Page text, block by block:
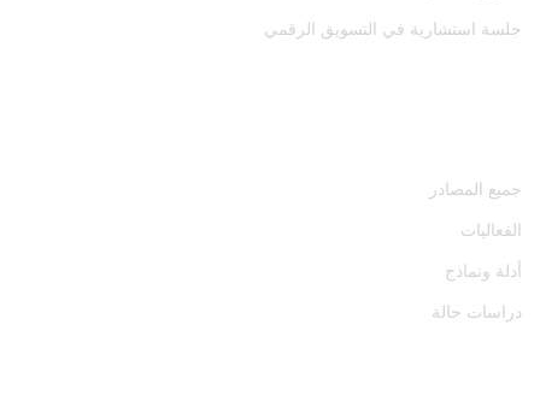
جلسة استشارية في التسويق الرقمي
جميع المصادر
الفعاليات
أدلة ونماذج
دراسات حالة